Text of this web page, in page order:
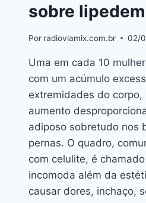
sobre
Por radioviamix.com.br 02/
Uma em cada 10
com um acúmulo
extremidades do
aumento
adiposo sobretudo nos
pernas. O quadro,
com celulite, é
incomoda além da
causar dores, inchaço,